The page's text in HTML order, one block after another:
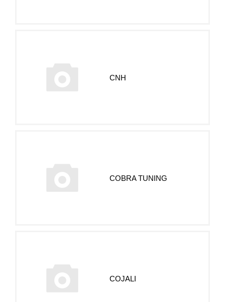
CNH
COBRA TUNING
COJALI